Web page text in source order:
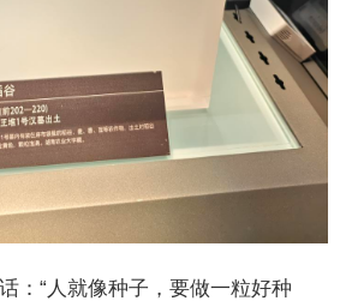
“人就像种子，要做一粒好种